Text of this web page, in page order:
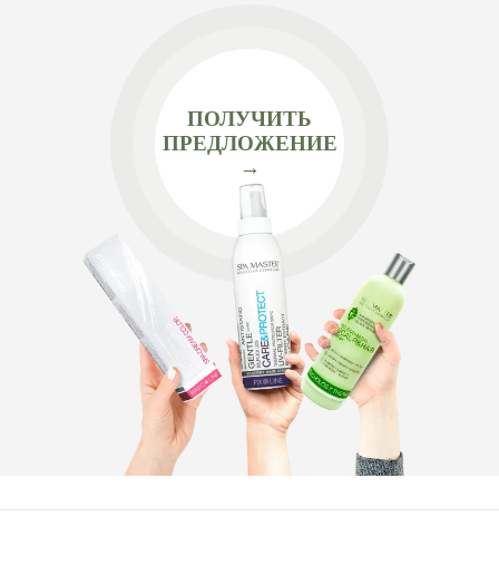
ПОЛУЧИТЬ
ПРЕДЛОЖЕНИЕ
→